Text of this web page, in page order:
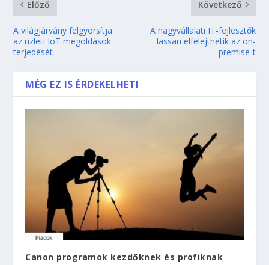
Előző
A világjárvány felgyorsítja
az üzleti IoT megoldások
terjedését
Következő
A nagyvállalati IT-fejlesztők
lassan elfelejthetik az on-
premise-t
MÉG EZ IS ÉRDEKELHETI
Canon programok kezdőknek és profiknak